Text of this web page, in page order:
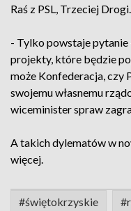
Raś z PSL, Trzeciej Drogi.
- Tylko powstaje pytanie
projekty, które będzie
może Konfederacja, czy
swojemu własnemu
wiceminister spraw
A takich dylematów w
więcej.
#świętokrzyskie